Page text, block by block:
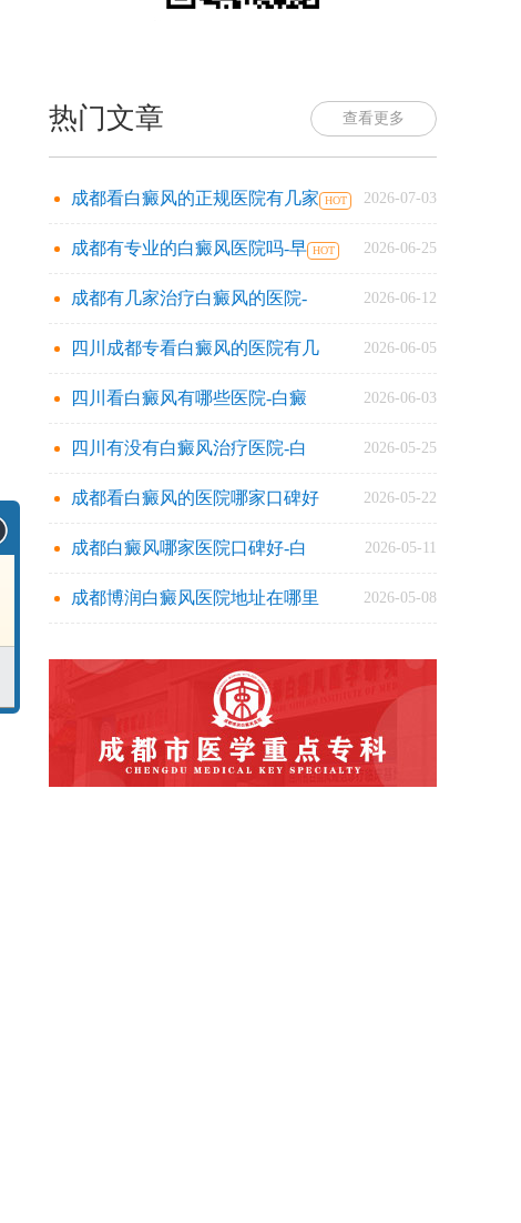
热门文章 查看更多
成都看白癜风的正规医院有几家 2026-07-03
成都有专业的白癜风医院吗-早 2026-06-25
成都有几家治疗白癜风的医院- 2026-06-12
四川成都专看白癜风的医院有几 2026-06-05
四川看白癜风有哪些医院-白癜 2026-06-03
四川有没有白癜风治疗医院-白 2026-05-25
成都看白癜风的医院哪家口碑好 2026-05-22
成都白癜风哪家医院口碑好-白 2026-05-11
成都博润白癜风医院地址在哪里 2026-05-08